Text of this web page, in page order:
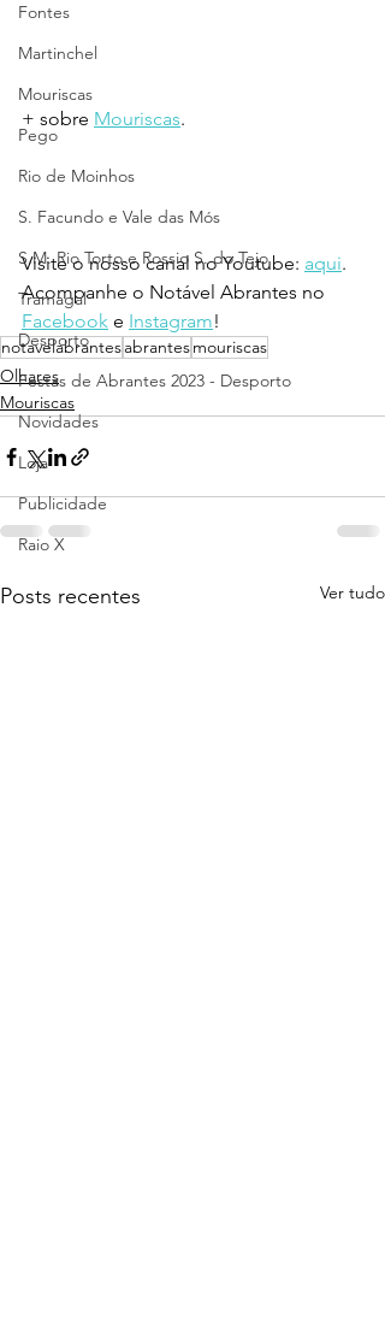
Fontes
Martinchel
Mouriscas
Pego
Rio de Moinhos
S. Facundo e Vale das Mós
S.M. Rio Torto e Rossio S. do Tejo
Tramagal
Desporto
Festas de Abrantes 2023 - Desporto
Novidades
Loja
Publicidade
Raio X
+ sobre Mouriscas.
Visite o nosso canal no Youtube: aqui.
Acompanhe o Notável Abrantes no
Facebook e Instagram!
notavelabrantesabrantesmouriscas
Olhares
Mouriscas
Posts recentes Ver tudo